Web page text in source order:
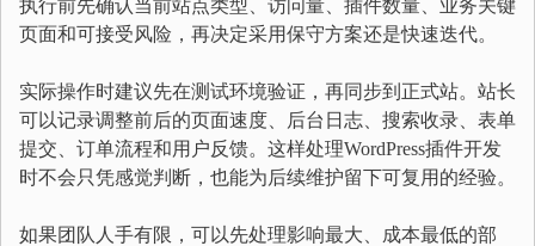
执行前先确认当前站点类型、访问量、插件数量、业务关键
页面和可接受风险，再决定采用保守方案还是快速迭代。
实际操作时建议先在测试环境验证，再同步到正式站。站长
可以记录调整前后的页面速度、后台日志、搜索收录、表单
提交、订单流程和用户反馈。这样处理WordPress插件开发
时不会只凭感觉判断，也能为后续维护留下可复用的经验。
如果团队人手有限，可以先处理影响最大、成本最低的部